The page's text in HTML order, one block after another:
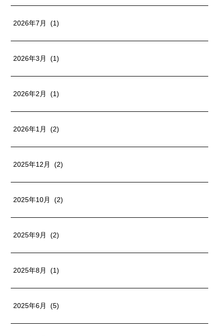
2026年7月 (1)
2026年3月 (1)
2026年2月 (1)
2026年1月 (2)
2025年12月 (2)
2025年10月 (2)
2025年9月 (2)
2025年8月 (1)
2025年6月 (5)